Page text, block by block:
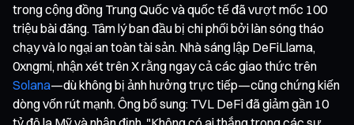
trong cộng đồng Trung Quốc và quốc tế đã vượt mốc 100
triệu bài đăng. Tâm lý ban đầu bị chi phối bởi làn sóng tháo
chạy và lo ngại an toàn tài sản. Nhà sáng lập DeFiLlama,
0xngmi, nhận xét trên X rằng ngay cả các giao thức trên
Solana—dù không bị ảnh hưởng trực tiếp—cũng chứng kiến
dòng vốn rút mạnh. Ông bổ sung: TVL DeFi đã giảm gần 10